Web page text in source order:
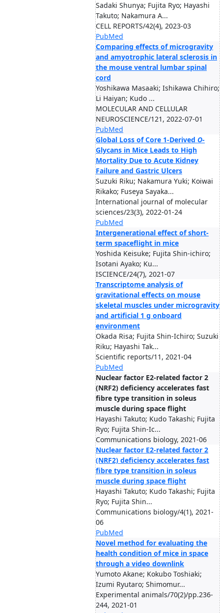
Sadaki Shunya; Fujita Ryo; Hayashi
Takuto; Nakamura A...
CELL REPORTS/42(4), 2023-03
PubMed
Comparing effects of microgravity
and amyotrophic lateral sclerosis in
the mouse ventral lumbar spinal
cord
Yoshikawa Masaaki; Ishikawa Chihiro;
Li Haiyan; Kudo ...
MOLECULAR AND CELLULAR
NEUROSCIENCE/121, 2022-07-01
PubMed
Global Loss of Core 1-Derived O-
Glycans in Mice Leads to High
Mortality Due to Acute Kidney
Failure and Gastric Ulcers
Suzuki Riku; Nakamura Yuki; Koiwai
Rikako; Fuseya Sayaka...
International journal of molecular
sciences/23(3), 2022-01-24
PubMed
Intergenerational effect of short-
term spaceflight in mice
Yoshida Keisuke; Fujita Shin-ichiro;
Isotani Ayako; Ku...
ISCIENCE/24(7), 2021-07
Transcriptome analysis of
gravitational effects on mouse
skeletal muscles under microgravity
and artificial 1 g onboard
environment
Okada Risa; Fujita Shin-Ichiro; Suzuki
Riku; Hayashi Tak...
Scientific reports/11, 2021-04
PubMed
Nuclear factor E2-related factor 2
(NRF2) deficiency accelerates fast
fibre type transition in soleus
muscle during space flight
Hayashi Takuto; Kudo Takashi; Fujita
Ryo; Fujita Shin-Ic...
Communications biology, 2021-06
Nuclear factor E2-related factor 2
(NRF2) deficiency accelerates fast
fibre type transition in soleus
muscle during space flight
Hayashi Takuto; Kudo Takashi; Fujita
Ryo; Fujita Shin...
Communications biology/4(1), 2021-
06
PubMed
Novel method for evaluating the
health condition of mice in space
through a video downlink
Yumoto Akane; Kokubo Toshiaki;
Izumi Ryutaro; Shimomur...
Experimental animals/70(2)/pp.236-
244, 2021-01